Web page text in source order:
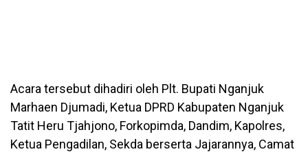
Acara tersebut dihadiri oleh Plt. Bupati Nganjuk
Marhaen Djumadi, Ketua DPRD Kabupaten Nganjuk
Tatit Heru Tjahjono, Forkopimda, Dandim, Kapolres,
Ketua Pengadilan, Sekda berserta Jajarannya, Camat